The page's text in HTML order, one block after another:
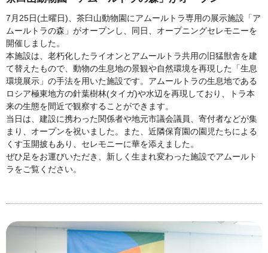
7月25日(土曜日)、茶臼山動物園にアムールトラ専用の展示施設「ア
ムールトラの森」がオープンし、同日、オープニングセレモニーを
開催しました。
本施設は、老朽化したライオンとアムールトラ共用の旧猛獣舎を建
て替えたもので、動物の生息地の景観や自然環境を再現した「生息
環境展示」の手法を用いた施設です。アムールトラの生息地である
ロシア極東地方の針葉樹林(タイガ)や水辺を再現しており、トラ本
来の生態を間近で観察することができます。
当日は、建設に携わった関係者や地元市議会議員、寄付者などが集
まり、オープンを祝いました。また、近隣保育園の園児たちによる
くす玉開披もあり、セレモニーに華を添えました。
ぜひ足をお運びいただき、新しく生まれ変わった施設でアムールト
ラをご覧ください。